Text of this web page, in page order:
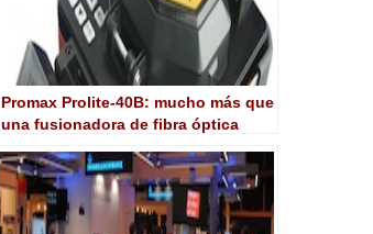
Promax Prolite-40B: mucho más que
una fusionadora de fibra óptica